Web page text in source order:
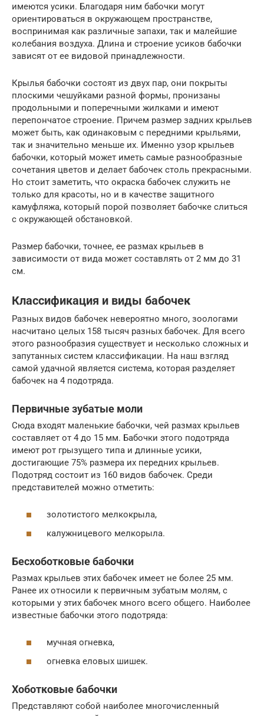
имеются усики. Благодаря ним бабочки могут
ориентироваться в окружающем пространстве,
воспринимая как различные запахи, так и малейшие
колебания воздуха. Длина и строение усиков бабочки
зависят от ее видовой принадлежности.
Крылья бабочки состоят из двух пар, они покрыты
плоскими чешуйками разной формы, пронизаны
продольными и поперечными жилками и имеют
перепончатое строение. Причем размер задних крыльев
может быть, как одинаковым с передними крыльями,
так и значительно меньше их. Именно узор крыльев
бабочки, который может иметь самые разнообразные
сочетания цветов и делает бабочек столь прекрасными.
Но стоит заметить, что окраска бабочек служить не
только для красоты, но и в качестве защитного
камуфляжа, который порой позволяет бабочке слиться
с окружающей обстановкой.
Размер бабочки, точнее, ее размах крыльев в
зависимости от вида может составлять от 2 мм до 31
см.
Классификация и виды бабочек
Разных видов бабочек невероятно много, зоологами
насчитано целых 158 тысяч разных бабочек. Для всего
этого разнообразия существует и несколько сложных и
запутанных систем классификации. На наш взгляд
самой удачной является система, которая разделяет
бабочек на 4 подотряда.
Первичные зубатые моли
Сюда входят маленькие бабочки, чей размах крыльев
составляет от 4 до 15 мм. Бабочки этого подотряда
имеют рот грызущего типа и длинные усики,
достигающие 75% размера их передних крыльев.
Подотряд состоит из 160 видов бабочек. Среди
представителей можно отметить:
золотистого мелкокрыла,
калужницевого мелкорыла.
Бесхоботковые бабочки
Размах крыльев этих бабочек имеет не более 25 мм.
Ранее их относили к первичным зубатым молям, с
которыми у этих бабочек много всего общего. Наиболее
известные бабочки этого подотряда:
мучная огневка,
огневка еловых шишек.
Хоботковые бабочки
Представляют собой наиболее многочисленный